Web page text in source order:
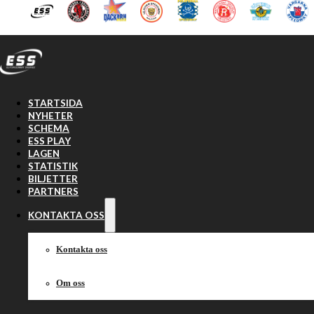
Hoppa till huvudinnehåll Hoppa till sidfot
STARTSIDA
NYHETER
SCHEMA
ESS PLAY
LAGEN
STATISTIK
BILJETTER
PARTNERS
KONTAKTA OSS
Kontakta oss
Om oss